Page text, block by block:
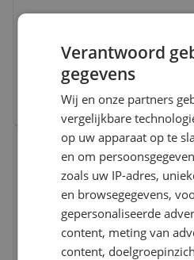
Type:
Ga naar
Vergelijken
Bekijk product
Verantwoord
gegevens
Wij en onze partners
vergelijkbare
op uw apparaat op te
en om
zoals uw IP-adres,
en browsegegevens,
gepersonaliseerde
content, meting van
content,